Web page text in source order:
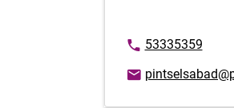
Номер телефона
53335359
E-mail адрес